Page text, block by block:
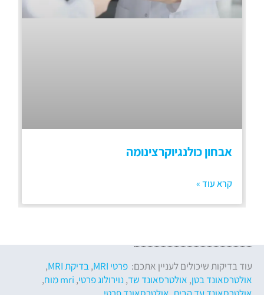
אבחון כולנגיוקרצינומה
קרא עוד »
עוד בדיקות שיכולים לעניין אתכם: פרטי MRI ,בדיקת MRI
,
אולטרסאונד בטן, אולטרסאונד שד, נוירולוג פרטי, mri מוח
,